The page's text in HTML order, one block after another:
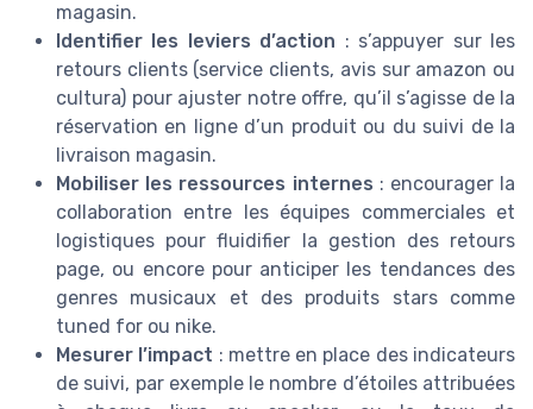
magasin.
Identifier les leviers d’action : s’appuyer sur les
retours clients (service clients, avis sur amazon ou
cultura) pour ajuster notre offre, qu’il s’agisse de la
réservation en ligne d’un produit ou du suivi de la
livraison magasin.
Mobiliser les ressources internes : encourager la
collaboration entre les équipes commerciales et
logistiques pour fluidifier la gestion des retours
page, ou encore pour anticiper les tendances des
genres musicaux et des produits stars comme
tuned for ou nike.
Mesurer l’impact : mettre en place des indicateurs
de suivi, par exemple le nombre d’étoiles attribuées